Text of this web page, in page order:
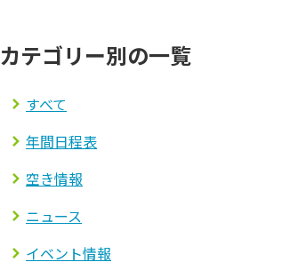
カテゴリー別の一覧
すべて
年間日程表
空き情報
ニュース
イベント情報